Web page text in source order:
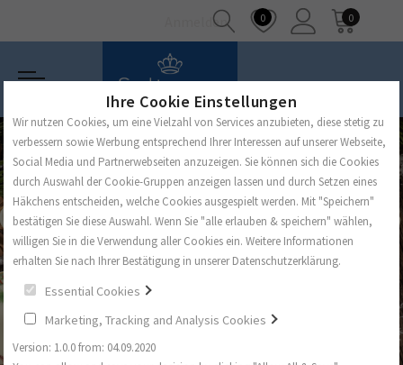
Anmelden 0 0
Ihre Cookie Einstellungen
Wir nutzen Cookies, um eine Vielzahl von Services anzubieten, diese stetig zu
verbessern sowie Werbung entsprechend Ihrer Interessen auf unserer Webseite,
Social Media und Partnerwebseiten anzuzeigen. Sie können sich die Cookies
durch Auswahl der Cookie-Gruppen anzeigen lassen und durch Setzen eines
Häkchens entscheiden, welche Cookies ausgespielt werden. Mit "Speichern"
bestätigen Sie diese Auswahl. Wenn Sie "alle erlauben & speichern" wählen,
willigen Sie in die Verwendung aller Cookies ein. Weitere Informationen
erhalten Sie nach Ihrer Bestätigung in unserer Datenschutzerklärung.
Essential Cookies
Marketing, Tracking and Analysis Cookies
Version: 1.0.0 from: 04.09.2020